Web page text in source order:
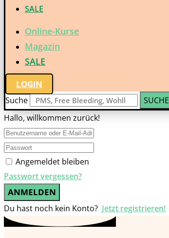
SALE
Online-Kurse
Magazin
SALE
LOGIN
Suche
SUCHE
Hallo, willkommen zurück!
Angemeldet bleiben
Passwort vergessen?
ANMELDEN
Du hast noch kein Konto? Jetzt registrieren!